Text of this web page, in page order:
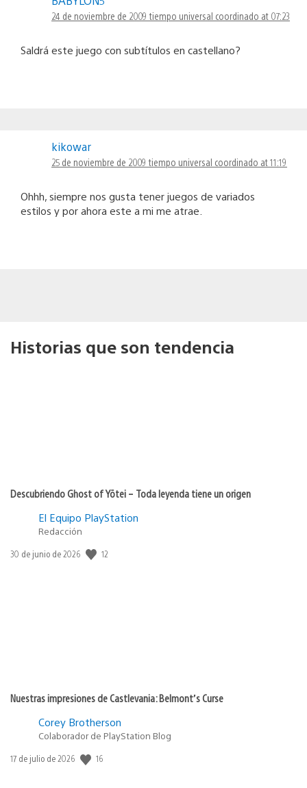
24 de noviembre de 2009 tiempo universal coordinado at 07:23
Saldrá este juego con subtítulos en castellano?
kikowar
25 de noviembre de 2009 tiempo universal coordinado at 11:19
Ohhh, siempre nos gusta tener juegos de variados
estilos y por ahora este a mi me atrae.
Historias que son tendencia
Descubriendo Ghost of Yōtei – Toda leyenda tiene un origen
El Equipo PlayStation
Redacción
Fecha
30 de junio de 2026 12
Nuestras impresiones de Castlevania: Belmont’s Curse
Corey Brotherson
Colaborador de PlayStation Blog
Fecha
17 de julio de 2026 16